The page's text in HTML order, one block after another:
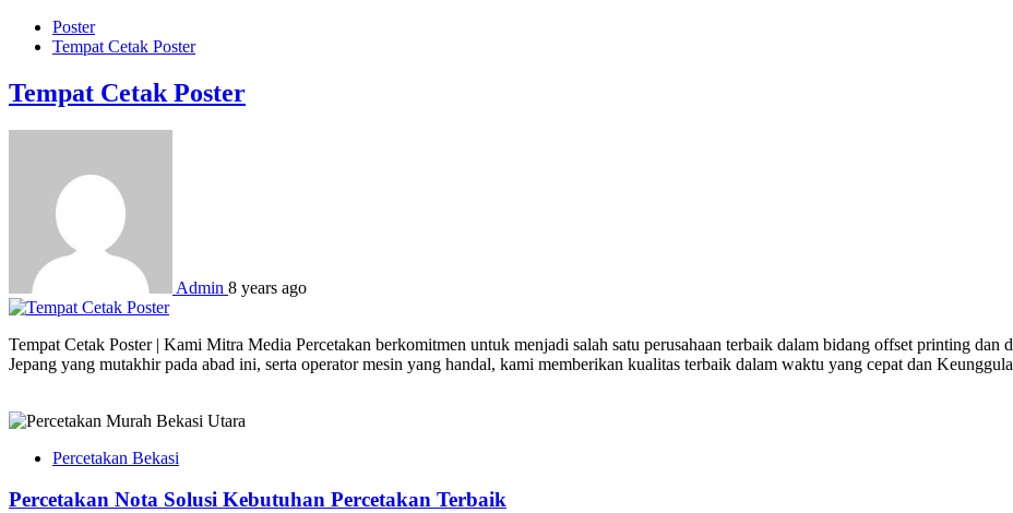
Poster
Tempat Cetak Poster
Tempat Cetak Poster
Admin 8 years ago
Tempat Cetak Poster | Kami Mitra Media Percetakan berkomitmen untuk menjadi salah satu perusahaan terbaik dalam bidang offset printing dan
Jepang yang mutakhir pada abad ini, serta operator mesin yang handal, kami memberikan kualitas terbaik dalam waktu yang cepat dan
Percetakan Bekasi
Percetakan Nota Solusi Kebutuhan Percetakan Terbaik